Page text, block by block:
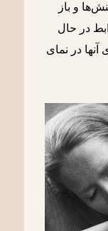
و باز
در حال
در نمای